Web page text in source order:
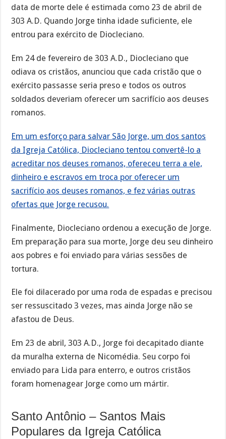
data de morte dele é estimada como 23 de abril de
303 A.D. Quando Jorge tinha idade suficiente, ele
entrou para exército de Diocleciano.
Em 24 de fevereiro de 303 A.D., Diocleciano que
odiava os cristãos, anunciou que cada cristão que o
exército passasse seria preso e todos os outros
soldados deveriam oferecer um sacrifício aos deuses
romanos.
Em um esforço para salvar São Jorge, um dos santos
da Igreja Católica, Diocleciano tentou convertê-lo a
acreditar nos deuses romanos, ofereceu terra a ele,
dinheiro e escravos em troca por oferecer um
sacrifício aos deuses romanos, e fez várias outras
ofertas que Jorge recusou.
Finalmente, Diocleciano ordenou a execução de Jorge.
Em preparação para sua morte, Jorge deu seu dinheiro
aos pobres e foi enviado para várias sessões de
tortura.
Ele foi dilacerado por uma roda de espadas e precisou
ser ressuscitado 3 vezes, mas ainda Jorge não se
afastou de Deus.
Em 23 de abril, 303 A.D., Jorge foi decapitado diante
da muralha externa de Nicomédia. Seu corpo foi
enviado para Lida para enterro, e outros cristãos
foram homenagear Jorge como um mártir.
Santo Antônio – Santos Mais
Populares da Igreja Católica